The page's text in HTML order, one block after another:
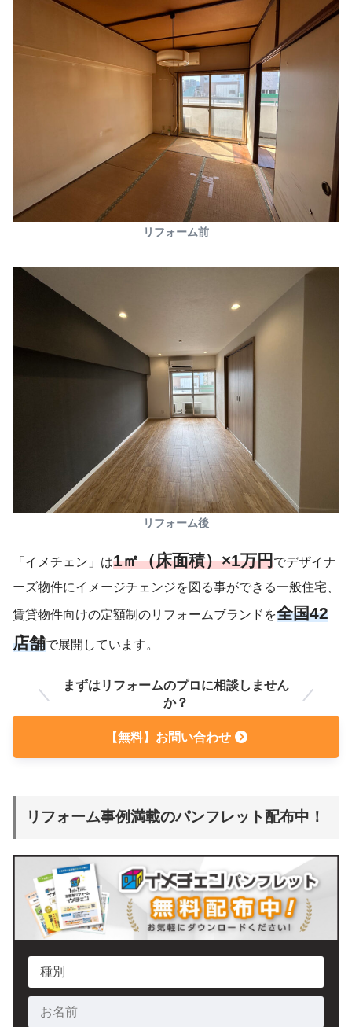
リフォーム前
リフォーム後
「イメチェン」は1㎡（床面積）×1万円でデザイナ
ーズ物件にイメージチェンジを図る事ができる一般住宅、
賃貸物件向けの定額制のリフォームブランドを全国42
店舗で展開しています。
まずはリフォームのプロに相談しません
か？
【無料】お問い合わせ
リフォーム事例満載のパンフレット配布中！